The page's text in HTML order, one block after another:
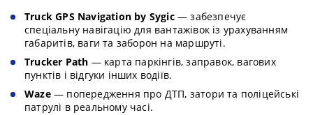
Truck GPS Navigation by Sygic— забезпечує
спеціальну навігацію для вантажівок із урахуванням
габаритів, ваги та заборон на маршруті.
Trucker Path — карта паркінгів, заправок, вагових
пунктів і відгуки інших водіїв.
Waze— попередження про ДТП, затори та поліцейські
патрулі в реальному часі.